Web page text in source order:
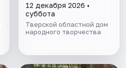
12 декабря 2026 •
суббота
Тверской областной дом
народного творчества